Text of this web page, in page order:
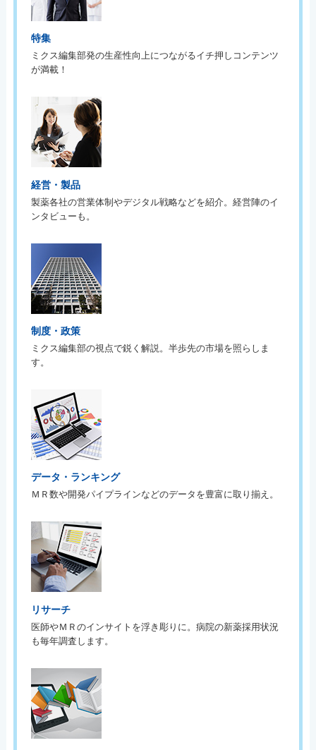
特集
ミクス編集部発の生産性向上につながるイチ押しコンテンツ
が満載！
経営・製品
製薬各社の営業体制やデジタル戦略などを紹介。経営陣のイ
ンタビューも。
制度・政策
ミクス編集部の視点で鋭く解説。半歩先の市場を照らしま
す。
データ・ランキング
ＭＲ数や開発パイプラインなどのデータを豊富に取り揃え。
リサーチ
医師やＭＲのインサイトを浮き彫りに。病院の新薬採用状況
も毎年調査します。